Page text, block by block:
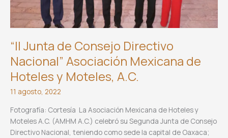
“II Junta de Consejo Directivo
Nacional” Asociación Mexicana de
Hoteles y Moteles, A.C.
11 agosto, 2022
Fotografía: Cortesía La Asociación Mexicana de Hoteles y
Moteles A.C. (AMHM A.C.) celebró su Segunda Junta de Consejo
Directivo Nacional, teniendo como sede la capital de Oaxaca;